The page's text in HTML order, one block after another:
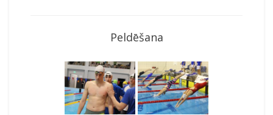
Peldēšana